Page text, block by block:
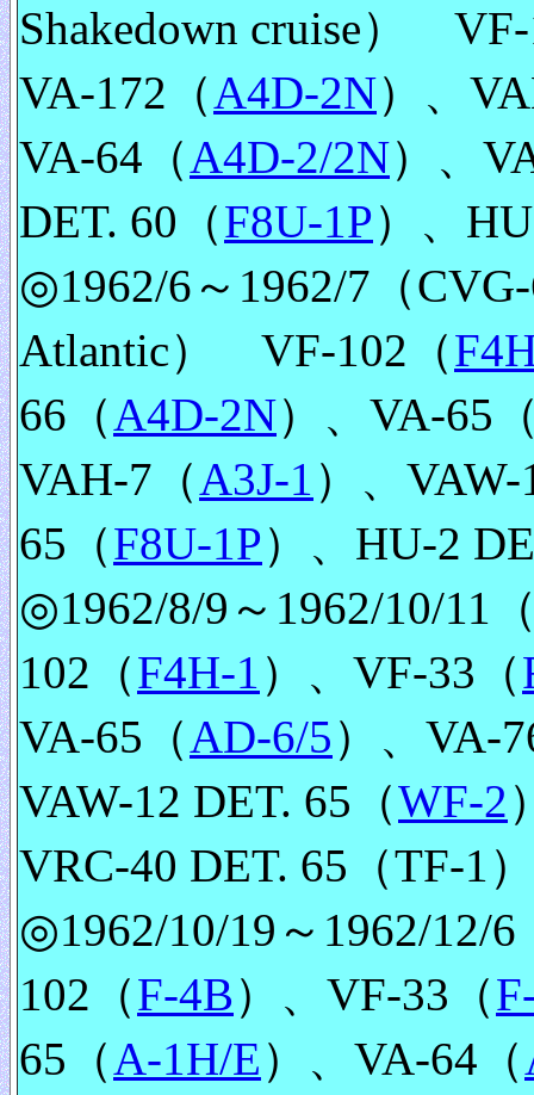
Shakedown cruise）
VA-172（A4D-2N）、
VA-64（A4D-2/2N）、
DET. 60（F8U-1P）、
◎1962/6～1962/7（CVG-
Atlantic） VF-102（
66（A4D-2N）、VA-65
VAH-7（A3J-1 ）、
65（F8U-1P）、HU-2
◎1962/8/9～1962/10/11
102（F4H-1 ）、VF-33（
VA-65（AD-6/5）、VA-
VAW-12 DET. 65（WF-2
VRC-40 DET. 65（TF-1
◎1962/10/19～1962/12/
102（F-4B）、VF-33（
65（A-1H/E）、VA-64（